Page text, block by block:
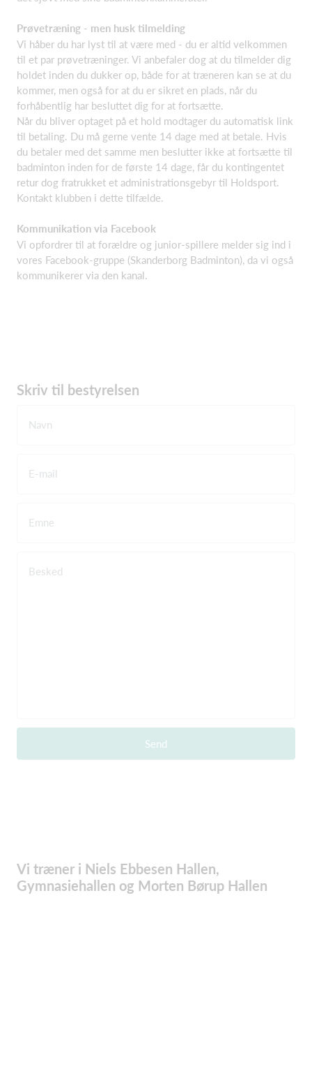
Prøvetræning - men husk tilmelding
Vi håber du har lyst til at være med - du er altid velkommen
til et par prøvetræninger. Vi anbefaler dog at du tilmelder dig
holdet inden du dukker op, både for at træneren kan se at du
kommer, men også for at du er sikret en plads, når du
forhåbentlig har besluttet dig for at fortsætte.
Når du bliver optaget på et hold modtager du automatisk link
til betaling. Du må gerne vente 14 dage med at betale. Hvis
du betaler med det samme men beslutter ikke at fortsætte til
badminton inden for de første 14 dage, får du kontingentet
retur dog fratrukket et administrationsgebyr til Holdsport.
Kontakt klubben i dette tilfælde.
Kommunikation via Facebook
Vi opfordrer til at forældre og junior-spillere melder sig ind i
vores Facebook-gruppe (Skanderborg Badminton), da vi også
kommunikerer via den kanal.
Skriv til bestyrelsen
Navn
E-mail
Emne
Besked
Send
Vi træner i Niels Ebbesen Hallen,
Gymnasiehallen og Morten Børup Hallen